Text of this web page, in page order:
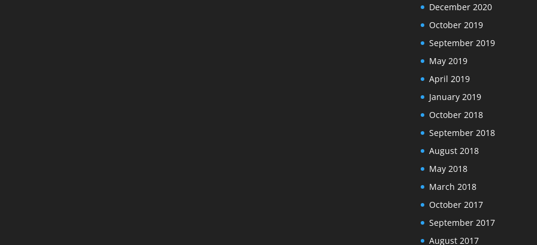
December 2020
October 2019
September 2019
May 2019
April 2019
January 2019
October 2018
September 2018
August 2018
May 2018
March 2018
October 2017
September 2017
August 2017